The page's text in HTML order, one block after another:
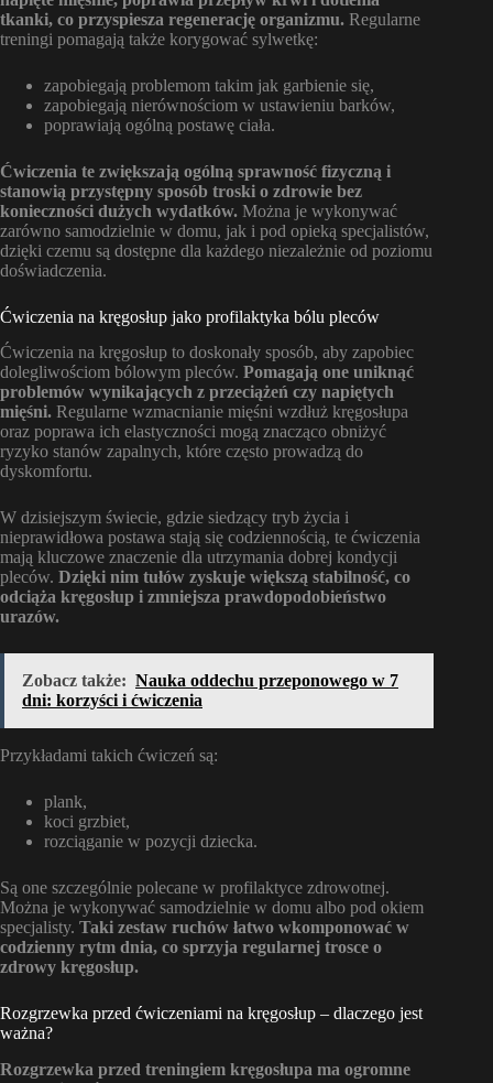
tkanki, co przyspiesza regenerację organizmu. Regularne
treningi pomagają także korygować sylwetkę:
zapobiegają problemom takim jak garbienie się,
zapobiegają nierównościom w ustawieniu barków,
poprawiają ogólną postawę ciała.
Ćwiczenia te zwiększają ogólną sprawność fizyczną i
stanowią przystępny sposób troski o zdrowie bez
konieczności dużych wydatków. Można je wykonywać
zarówno samodzielnie w domu, jak i pod opieką specjalistów,
dzięki czemu są dostępne dla każdego niezależnie od poziomu
doświadczenia.
Ćwiczenia na kręgosłup jako profilaktyka bólu pleców
Ćwiczenia na kręgosłup to doskonały sposób, aby zapobiec
dolegliwościom bólowym pleców. Pomagają one uniknąć
problemów wynikających z przeciążeń czy napiętych
mięśni. Regularne wzmacnianie mięśni wzdłuż kręgosłupa
oraz poprawa ich elastyczności mogą znacząco obniżyć
ryzyko stanów zapalnych, które często prowadzą do
dyskomfortu.
W dzisiejszym świecie, gdzie siedzący tryb życia i
nieprawidłowa postawa stają się codziennością, te ćwiczenia
mają kluczowe znaczenie dla utrzymania dobrej kondycji
pleców. Dzięki nim tułów zyskuje większą stabilność, co
odciąża kręgosłup i zmniejsza prawdopodobieństwo
urazów.
Zobacz także: Nauka oddechu przeponowego w 7
dni: korzyści i ćwiczenia
Przykładami takich ćwiczeń są:
plank,
koci grzbiet,
rozciąganie w pozycji dziecka.
Są one szczególnie polecane w profilaktyce zdrowotnej.
Można je wykonywać samodzielnie w domu albo pod okiem
specjalisty. Taki zestaw ruchów łatwo wkomponować w
codzienny rytm dnia, co sprzyja regularnej trosce o
zdrowy kręgosłup.
Rozgrzewka przed ćwiczeniami na kręgosłup – dlaczego jest
ważna?
Rozgrzewka przed treningiem kręgosłupa ma ogromne